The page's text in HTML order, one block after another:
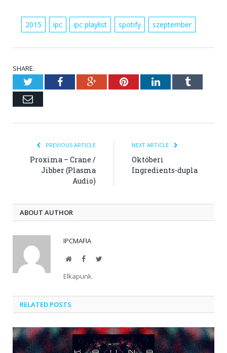
2015 ipc ipc playlist spotify szeptember
SHARE.
TwitterFacebookGoogle+PinterestLinkedInTumblr
Email
PREVIOUS ARTICLE
Proxima – Crane /
Jibber (Plasma
Audio)
NEXT ARTICLE
Októberi
Ingredients-dupla
ABOUT AUTHOR
IPCMAFIA
WebsiteFacebookTwitter
Elkapunk.
RELATED POSTS